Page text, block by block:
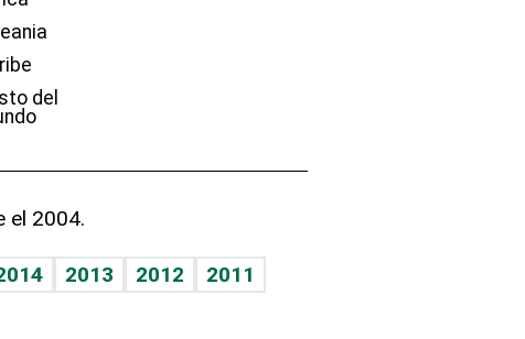
del
el 2004.
2013 2012
2011